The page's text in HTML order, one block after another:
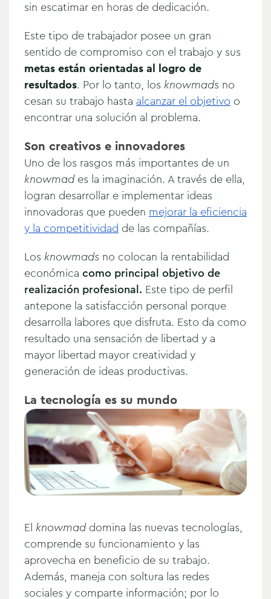
sin escatimar en horas de dedicación.
Este tipo de trabajador posee un gran
sentido de compromiso con el trabajo y sus
metas están orientadas al logro de
resultados. Por lo tanto, los knowmads no
cesan su trabajo hasta alcanzar el objetivo o
encontrar una solución al problema.
Son creativos e innovadores
Uno de los rasgos más importantes de un
knowmades la imaginación. A través de ella,
logran desarrollar e implementar ideas
innovadoras que pueden mejorar la eficiencia
y la competitividad de las compañías.
Los knowmads no colocan la rentabilidad
económica como principal objetivo de
realización profesional. Este tipo de perfil
antepone la satisfacción personal porque
desarrolla labores que disfruta. Esto da como
resultado una sensación de libertad y a
mayor libertad mayor creatividad y
generación de ideas productivas.
La tecnología es su mundo
El knowmaddomina las nuevas tecnologías,
comprende su funcionamiento y las
aprovecha en beneficio de su trabajo.
Además, maneja con soltura las redes
sociales y comparte información; por lo